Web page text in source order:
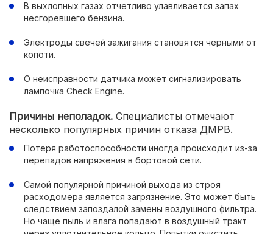
В выхлопных газах отчетливо улавливается запах
несгоревшего бензина.
Электроды свечей зажигания становятся черными от
копоти.
О неисправности датчика может сигнализировать
лампочка Check Engine.
Причины неполадок. Специалисты отмечают
несколько популярных причин отказа ДМРВ.
Потеря работоспособности иногда происходит из-за
перепадов напряжения в бортовой сети.
Самой популярной причиной выхода из строя
расходомера является загрязнение. Это может быть
следствием запоздалой замены воздушного фильтра.
Но чаще пыль и влага попадают в воздушный тракт